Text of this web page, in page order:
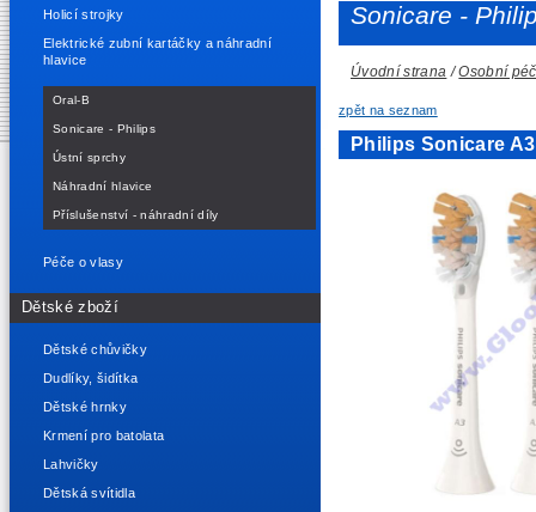
Holicí strojky
Elektrické zubní kartáčky a náhradní
hlavice
Oral-B
Sonicare - Philips
Ústní sprchy
Náhradní hlavice
Příslušenství - náhradní díly
Péče o vlasy
Dětské zboží
Dětské chůvičky
Dudlíky, šidítka
Dětské hrnky
Krmení pro batolata
Lahvičky
Dětská svítidla
Sonicare -
Úvodní strana /Osobní
zpět na seznam
Philips Sonicare